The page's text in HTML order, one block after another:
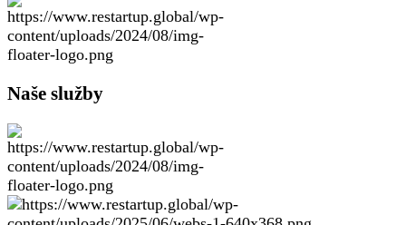
Naše služby